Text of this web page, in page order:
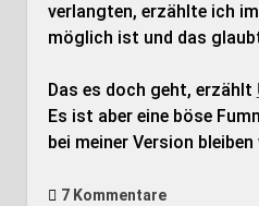
verlangten, erzählte ich
möglich ist und das
Das es doch geht, erzählt
Es ist aber eine böse
bei meiner Version bleiben
7 Kommentare